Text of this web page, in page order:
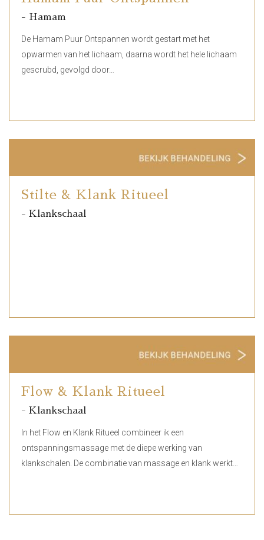
- Hamam
De Hamam Puur Ontspannen wordt gestart met het
opwarmen van het lichaam, daarna wordt het hele lichaam
gescrubd, gevolgd door…
Stilte & Klank Ritueel
- Klankschaal
Flow & Klank Ritueel
- Klankschaal
In het Flow en Klank Ritueel combineer ik een
ontspanningsmassage met de diepe werking van
klankschalen. De combinatie van massage en klank werkt…